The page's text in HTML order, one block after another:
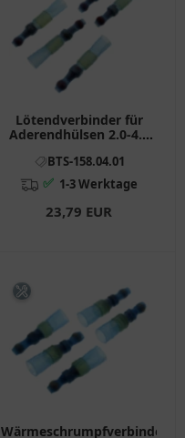
Lötendverbinder für
Aderendhülsen 2.0-4.0
Stück
BTS-158.04.01
✅ 1-3 Werktage
23,79 EUR
Wärmeschrumpfverbinder